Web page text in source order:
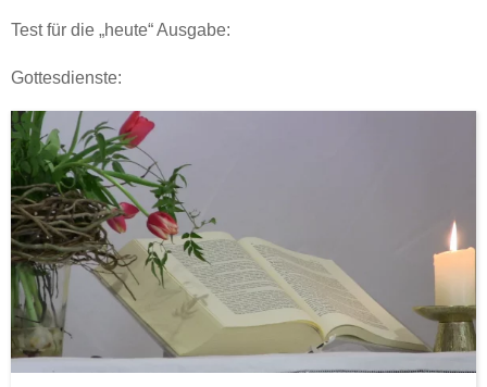
Test für die „heute“ Ausgabe:
Gottesdienste: